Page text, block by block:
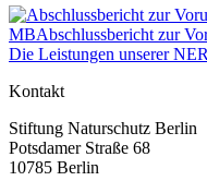
MBAbschlussbericht zur
Die Leistungen unserer
Kontakt
Stiftung Naturschutz Berlin
Potsdamer Straße 68
10785 Berlin